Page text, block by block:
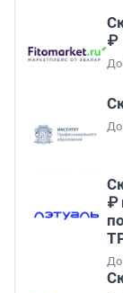
₽
До
До
₽
До